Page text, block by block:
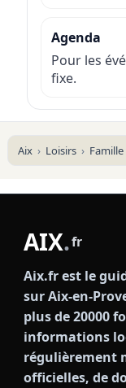
Agenda
Pour les
fixe.
Aix Loisirs Famille
AIX.fr
Aix.fr est le
sur Aix-en-
plus de 20000
informations
régulièrement
officielles, de